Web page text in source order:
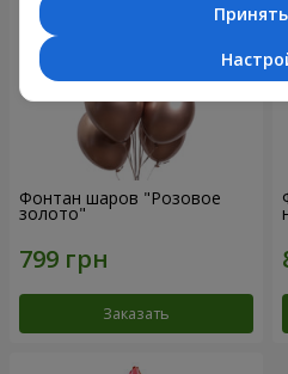
Фонтан шаров "Розовое
золото"
Заказать